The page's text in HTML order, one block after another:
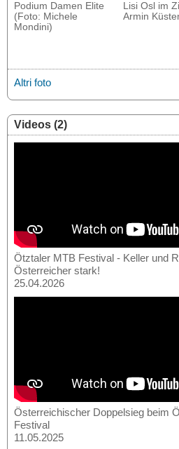
Podium Damen Elite
(Foto: Michele
Mondini)
Lisi Osl im
Armin
Altri foto
Videos (2)
Ötztaler MTB Festival - Keller und
Österreicher stark!
25.04.2026
Österreichischer Doppelsieg beim
Festival
11.05.2025